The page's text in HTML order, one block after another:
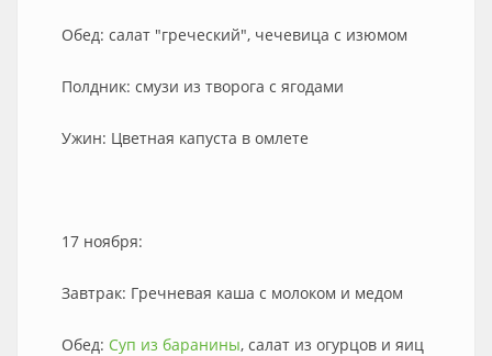
Обед: салат "греческий", чечевица с изюмом
Полдник: смузи из творога с ягодами
Ужин: Цветная капуста в омлете
17 ноября:
Завтрак: Гречневая каша с молоком и медом
Обед: Суп из баранины, салат из огурцов и яиц